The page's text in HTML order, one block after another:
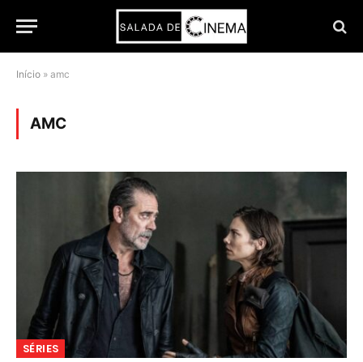
Início » amc
AMC
SÉRIES